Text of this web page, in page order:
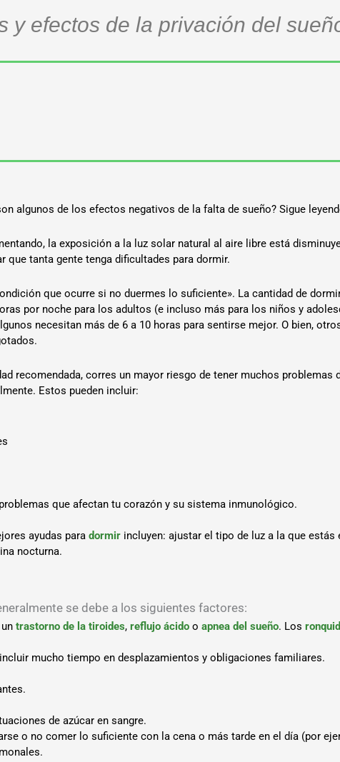
y efectos de la privación del
algunos de los efectos negativos de la falta de sueño? Sigue
la exposición a la luz solar natural al aire libre está
que tanta gente tenga dificultades para dormir.
que ocurre si no duermes lo suficiente». La cantidad de
por noche para los adultos (e incluso más para los niños y
necesitan más de 6 a 10 horas para sentirse mejor. O bien,
recomendada, corres un mayor riesgo de tener muchos problemas
Estos pueden incluir:
que afectan tu corazón y su sistema inmunológico.
ayudas para dormir incluyen: ajustar el tipo de luz a la que
nocturna.
se debe a los siguientes factores:
trastorno de la tiroides, reflujo ácido o apnea del sueño. Los
mucho tiempo en desplazamientos y obligaciones familiares.
de azúcar en sangre.
o no comer lo suficiente con la cena o más tarde en el día (por